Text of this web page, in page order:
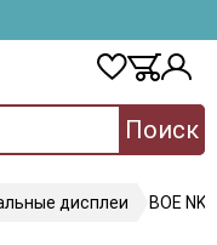
Поиск
дисплеи BOE